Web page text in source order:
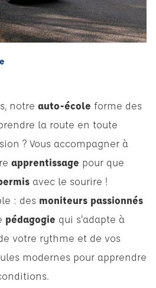
notre auto-école forme des
la route en toute
? Vous accompagner à
apprentissage pour que
avec le sourire !
: des moniteurs passionnés
pédagogie qui s'adapte à
votre rythme et de vos
modernes pour apprendre